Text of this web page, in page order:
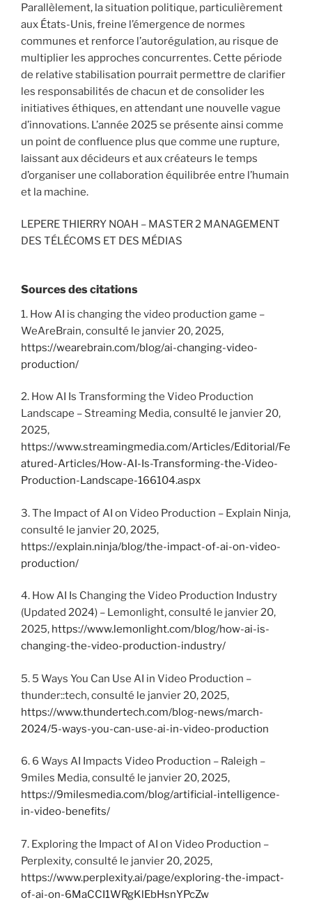
Parallèlement, la situation politique, particulièrement
aux États-Unis, freine l’émergence de normes
communes et renforce l’autorégulation, au risque de
multiplier les approches concurrentes. Cette période
de relative stabilisation pourrait permettre de clarifier
les responsabilités de chacun et de consolider les
initiatives éthiques, en attendant une nouvelle vague
d’innovations. L’année 2025 se présente ainsi comme
un point de confluence plus que comme une rupture,
laissant aux décideurs et aux créateurs le temps
d’organiser une collaboration équilibrée entre l’humain
et la machine.
LEPERE THIERRY NOAH – MASTER 2 MANAGEMENT
DES TÉLÉCOMS ET DES MÉDIAS
Sources des citations
1. How AI is changing the video production game –
WeAreBrain, consulté le janvier 20, 2025,
https://wearebrain.com/blog/ai-changing-video-
production/
2. How AI Is Transforming the Video Production
Landscape – Streaming Media, consulté le janvier 20,
2025,
https://www.streamingmedia.com/Articles/Editorial/Fe
atured-Articles/How-AI-Is-Transforming-the-Video-
Production-Landscape-166104.aspx
3. The Impact of AI on Video Production – Explain Ninja,
consulté le janvier 20, 2025,
https://explain.ninja/blog/the-impact-of-ai-on-video-
production/
4. How AI Is Changing the Video Production Industry
(Updated 2024) – Lemonlight, consulté le janvier 20,
2025, https://www.lemonlight.com/blog/how-ai-is-
changing-the-video-production-industry/
5. 5 Ways You Can Use AI in Video Production –
thunder::tech, consulté le janvier 20, 2025,
https://www.thundertech.com/blog-news/march-
2024/5-ways-you-can-use-ai-in-video-production
6. 6 Ways AI Impacts Video Production – Raleigh –
9miles Media, consulté le janvier 20, 2025,
https://9milesmedia.com/blog/artificial-intelligence-
in-video-benefits/
7. Exploring the Impact of AI on Video Production –
Perplexity, consulté le janvier 20, 2025,
https://www.perplexity.ai/page/exploring-the-impact-
of-ai-on-6MaCCI1WRgKlEbHsnYPcZw